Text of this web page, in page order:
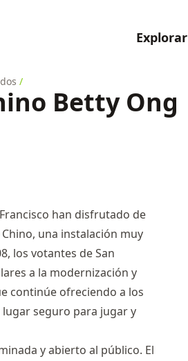
Explorar
/
Betty Ong
han disfrutado de
una instalación muy
los votantes de San
a la modernización y
continúe ofreciendo a los
seguro para jugar y
y abierto al público. El